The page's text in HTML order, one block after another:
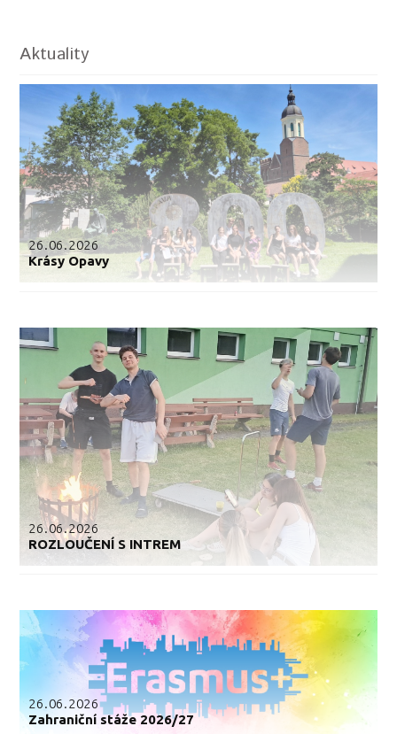
Aktuality
26.06.2026
Krásy Opavy
26.06.2026
ROZLOUČENÍ S INTREM
26.06.2026
Zahraniční stáže 2026/27